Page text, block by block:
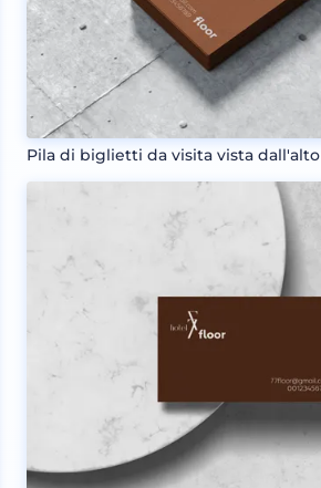
Pila di biglietti da visita vista dall'alto